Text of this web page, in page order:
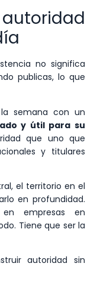
no significa
publicas, lo que
semana con un
y útil para su
que uno que
y titulares
el territorio en el
en profundidad.
en empresas en
Tiene que ser la
autoridad sin